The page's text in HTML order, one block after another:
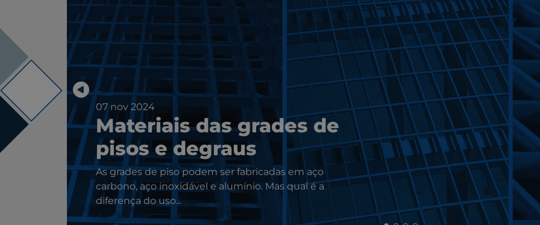
07 nov 2024
Materiais das grades de
pisos e degraus
As grades de piso podem ser fabricadas em aço
carbono, aço inoxidável e alumínio. Mas qual é a
diferença do uso...